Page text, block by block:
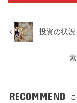
投資の状況
RECOMMEND